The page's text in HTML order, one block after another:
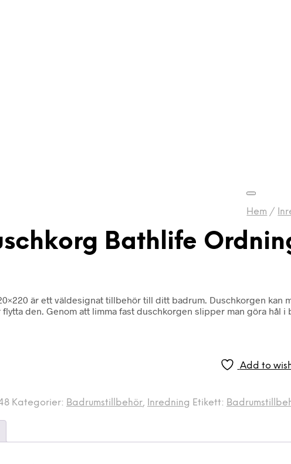
Hem /
Bathlife
är ett väldesignat tillbehör till ditt badrum. Duschkorgen
den. Genom att limma fast duschkorgen slipper man göra hål i
Add to
Kategorier: Badrumstillbehör, Inredning Etikett: